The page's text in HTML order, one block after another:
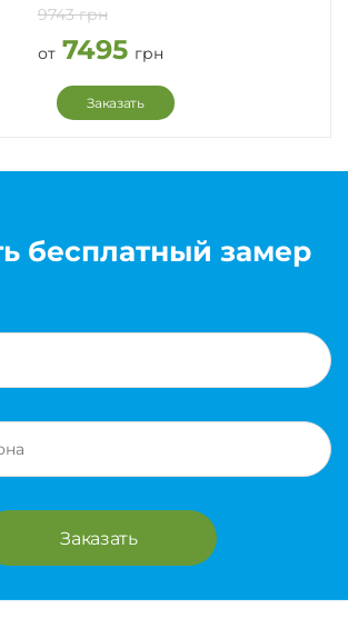
9743 грн
от 7495 грн
Заказать
бесплатный замер
Заказать